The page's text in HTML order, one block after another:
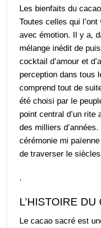
Les bienfaits du
Toutes celles qui
avec émotion. Il y a,
mélange inédit de
cocktail d’amour et
perception dans tous
comprend tout de
été choisi par le
point central d’un rite
des milliers
cérémonie mi
de traverser le
.
L’HISTOIRE
Le cacao sacré est